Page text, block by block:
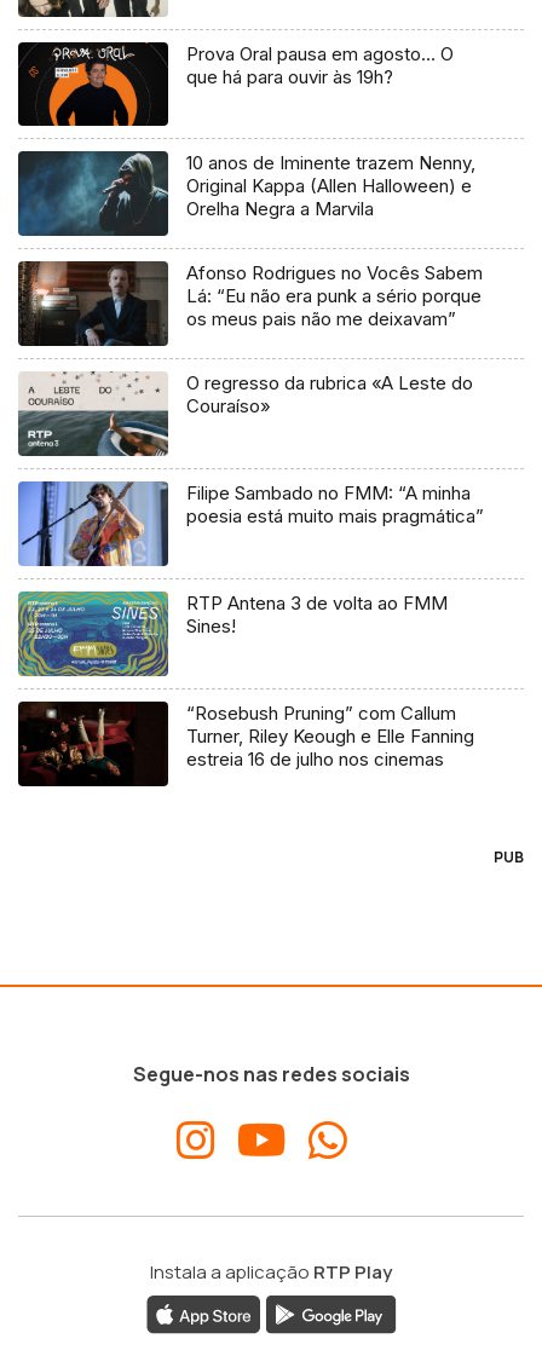
Prova Oral pausa em agosto… O
que há para ouvir às 19h?
10 anos de Iminente trazem Nenny,
Original Kappa (Allen Halloween) e
Orelha Negra a Marvila
Afonso Rodrigues no Vocês Sabem
Lá: “Eu não era punk a sério porque
os meus pais não me deixavam”
O regresso da rubrica «A Leste do
Couraíso»
Filipe Sambado no FMM: “A minha
poesia está muito mais pragmática”
RTP Antena 3 de volta ao FMM
Sines!
“Rosebush Pruning” com Callum
Turner, Riley Keough e Elle Fanning
estreia 16 de julho nos cinemas
PUB
Segue-nos nas redes sociais
Instala a aplicação RTP Play